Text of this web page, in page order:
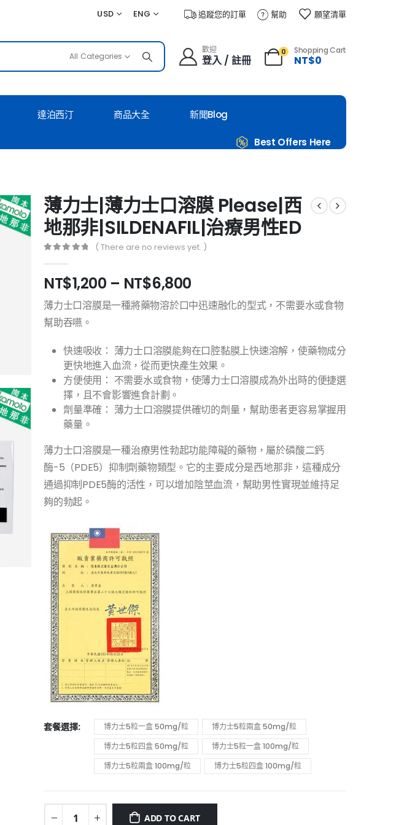
USD ENG 追蹤您的訂單 幫助 願望清單
All Categories
歡迎
登入 / 註冊
0 Shopping Cart
NT$0
達泊西汀 商品大全 新聞Blog
Best Offers Here
薄力士|薄力士口溶膜 Please|西
地那非|SILDENAFIL|治療男性ED
( There are no reviews yet. )
NT$1,200 – NT$6,800
薄力士口溶膜是一種將藥物溶於口中迅速融化的型式，不需要水或食物
幫助吞嚥。
快速吸收： 薄力士口溶膜能夠在口腔黏膜上快速溶解，使藥物成分
更快地進入血流，從而更快產生效果。
方便使用： 不需要水或食物，使薄力士口溶膜成為外出時的便捷選
擇，且不會影響進食計劃。
劑量準確： 薄力士口溶膜提供確切的劑量，幫助患者更容易掌握用
藥量。
薄力士口溶膜是一種治療男性勃起功能障礙的藥物，屬於磷酸二鈣
酶-5（PDE5）抑制劑藥物類型。它的主要成分是西地那非，這種成分
通過抑制PDE5酶的活性，可以增加陰莖血流，幫助男性實現並維持足
夠的勃起。
套餐選擇 博力士5粒一盒 50mg/粒
博力士5粒兩盒 50mg/粒
博力士5粒四盒 50mg/粒
博力士5粒一盒 100mg/粒
博力士5粒兩盒 100mg/粒
博力士5粒四盒 100mg/粒
ADD TO CART